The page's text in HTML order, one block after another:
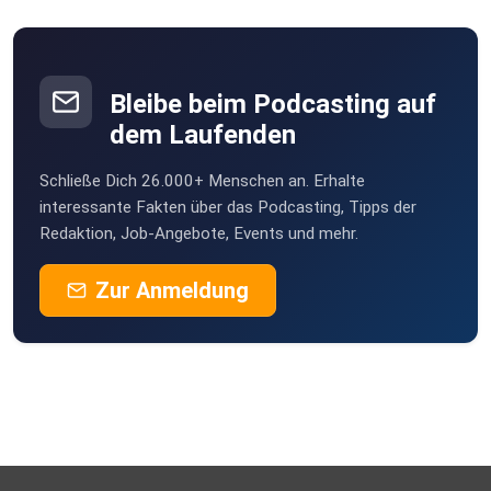
Quelle: https://arxiv.org/html/2503.15113v1
Was heisst das für die Praxis?
Verwechsle nie Sprachkompetenz mit
Denkfähigkeit.
Singen
Mil
Nauen
Bad Bentheim
rxjaeger1
Herford
rmo
Bleibe beim Podcasting auf
dem Laufenden
Schließe Dich 26.000+ Menschen an. Erhalte
interessante Fakten über das Podcasting, Tipps der
Redaktion, Job-Angebote, Events und mehr.
Zur Anmeldung